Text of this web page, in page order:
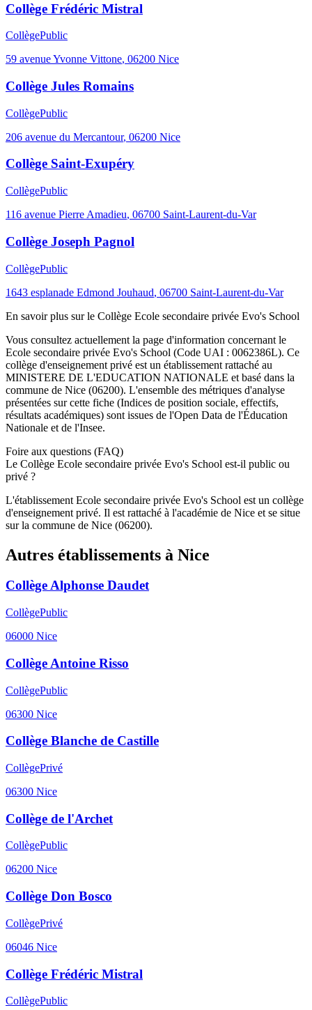
Collège Frédéric Mistral
CollègePublic
59 avenue Yvonne Vittone, 06200 Nice
Collège Jules Romains
CollègePublic
206 avenue du Mercantour, 06200 Nice
Collège Saint-Exupéry
CollègePublic
116 avenue Pierre Amadieu, 06700 Saint-Laurent-du-Var
Collège Joseph Pagnol
CollègePublic
1643 esplanade Edmond Jouhaud, 06700 Saint-Laurent-du-Var
En savoir plus sur le Collège Ecole secondaire privée Evo's School
Vous consultez actuellement la page d'information concernant le
Ecole secondaire privée Evo's School (Code UAI : 0062386L). Ce
collège d'enseignement privé est un établissement rattaché au
MINISTERE DE L'EDUCATION NATIONALE et basé dans la
commune de Nice (06200). L'ensemble des métriques d'analyse
présentées sur cette fiche (Indices de position sociale, effectifs,
résultats académiques) sont issues de l'Open Data de l'Éducation
Nationale et de l'Insee.
Foire aux questions (FAQ)
Le Collège Ecole secondaire privée Evo's School est-il public ou
privé ?
L'établissement Ecole secondaire privée Evo's School est un collège
d'enseignement privé. Il est rattaché à l'académie de Nice et se situe
sur la commune de Nice (06200).
Autres établissements à Nice
Collège Alphonse Daudet
CollègePublic
06000 Nice
Collège Antoine Risso
CollègePublic
06300 Nice
Collège Blanche de Castille
CollègePrivé
06300 Nice
Collège de l'Archet
CollègePublic
06200 Nice
Collège Don Bosco
CollègePrivé
06046 Nice
Collège Frédéric Mistral
CollègePublic